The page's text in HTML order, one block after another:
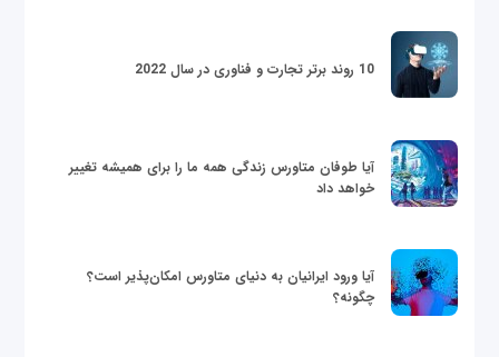
10 روند برتر تجارت و فناوری در سال 2022
آیا طوفان متاورس زندگی همه ما را برای همیشه تغییر
خواهد داد
آیا ورود ایرانیان به دنیای متاورس امکان‌پذیر است؟
چگونه؟